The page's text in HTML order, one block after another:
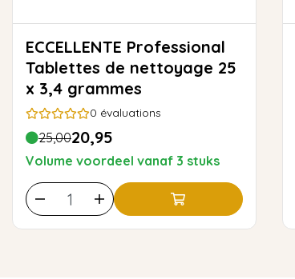
ECCELLENTE Professional
Tablettes de nettoyage 25
x 3,4 grammes
0 évaluations
25,0020,95
Volume voordeel vanaf 3 stuks